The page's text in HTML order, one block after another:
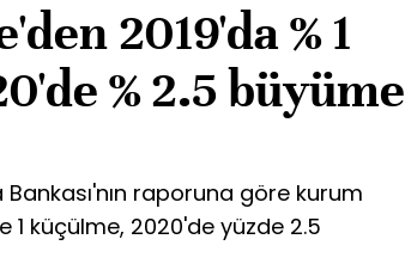
2019'da % 1
% 2.5 büyüme
raporuna göre kurum
1 küçülme, 2020'de yüzde 2.5